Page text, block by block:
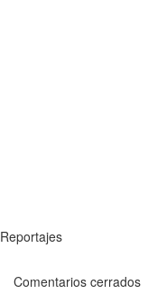
Reportajes
Comentarios cerrados